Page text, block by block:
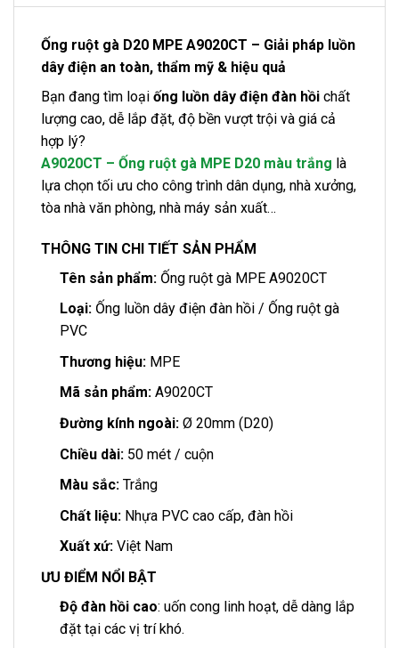
Ống ruột gà D20 MPE A9020CT – Giải pháp luồn
dây điện an toàn, thẩm mỹ & hiệu quả
Bạn đang tìm loại ống luồn dây điện đàn hồi chất
lượng cao, dễ lắp đặt, độ bền vượt trội và giá cả
hợp lý?
A9020CT – Ống ruột gà MPE D20 màu trắng là
lựa chọn tối ưu cho công trình dân dụng, nhà xưởng,
tòa nhà văn phòng, nhà máy sản xuất…
THÔNG TIN CHI TIẾT SẢN PHẨM
Tên sản phẩm:Ống ruột gà MPE A9020CT
Loại:Ống luồn dây điện đàn hồi / Ống ruột gà
PVC
Thương hiệu:MPE
Mã sản phẩm:A9020CT
Đường kính ngoài:Ø 20mm (D20)
Chiều dài:50 mét / cuộn
Màu sắc:Trắng
Chất liệu:Nhựa PVC cao cấp, đàn hồi
Xuất xứ:Việt Nam
ƯU ĐIỂM NỔI BẬT
Độ đàn hồi cao: uốn cong linh hoạt, dễ dàng lắp
đặt tại các vị trí khó.